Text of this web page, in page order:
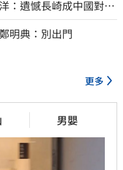
：遺憾長崎成中國對台
明典：別出門
更多
男嬰